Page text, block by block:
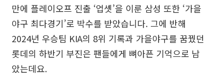
만에 플레이오프 진출 ‘업셋’을 이룬 삼성 또한 ‘가을
야구 최다경기’로 박수를 받았습니다. 그에 반해
2024년 우승팀 KIA의 8위 기록과 가을야구를 꿈꿨던
롯데의 하반기 부진은 팬들에게 뼈아픈 기억으로 남
았는데요.